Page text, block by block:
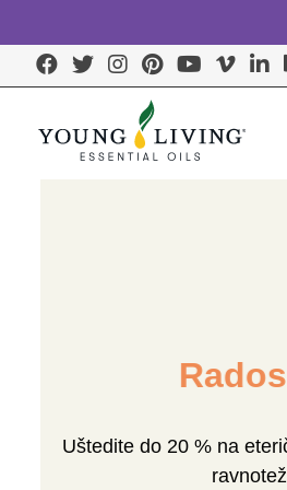
Uštedite do 20 % na